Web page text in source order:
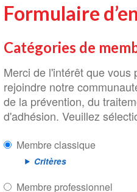
Formulaire
Catégories de
Merci de l'intérêt que vous
rejoindre notre
de la prévention, du
d'adhésion. Veuillez
Membre classique
Critères
Membre professionnel